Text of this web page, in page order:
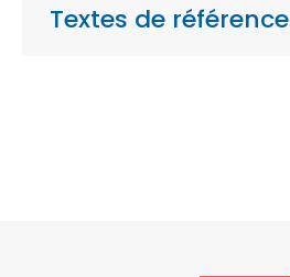
Textes de référence